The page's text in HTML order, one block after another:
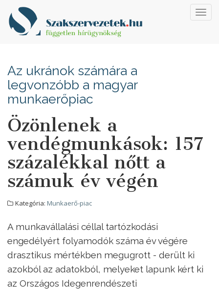
Az ukránok számára a
legvonzóbb a magyar
munkaerőpiac
Özönlenek a
vendégmunkások: 157
százalékkal nőtt a
számuk év végén
Kategória: Munkaerő-piac
A munkavállalási céllal tartózkodási
engedélyért folyamodók száma év végére
drasztikus mértékben megugrott - derült ki
azokból az adatokból, melyeket lapunk kért ki
az Országos Idegenrendészeti